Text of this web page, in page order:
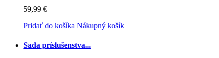
59,99 €
Pridať do košíka Nákupný košík
Sada príslušenstva...